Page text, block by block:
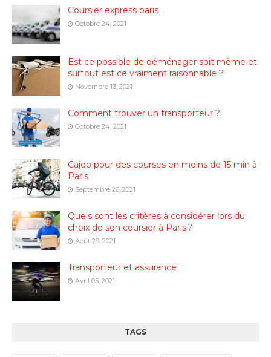
Coursier express paris
Octobre 24, 2021
Est ce possible de déménager soit même et
surtout est ce vraiment raisonnable ?
Novembre 13, 2021
Comment trouver un transporteur ?
Octobre 24, 2021
Cajoo pour des courses en moins de 15 min à
Paris
Septembre 26, 2021
Quels sont les critères à considérer lors du
choix de son coursier à Paris ?
Août 29, 2021
Transporteur et assurance
Avril 05, 2021
TAGS